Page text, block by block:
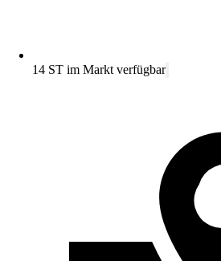
14 ST im Markt verfügbar